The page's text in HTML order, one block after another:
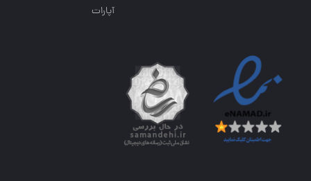
آپارات